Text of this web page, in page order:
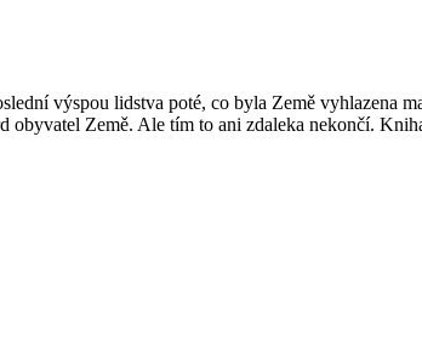
výspou lidstva poté, co byla Země vyhlazena
Země. Ale tím to ani zdaleka nekončí.